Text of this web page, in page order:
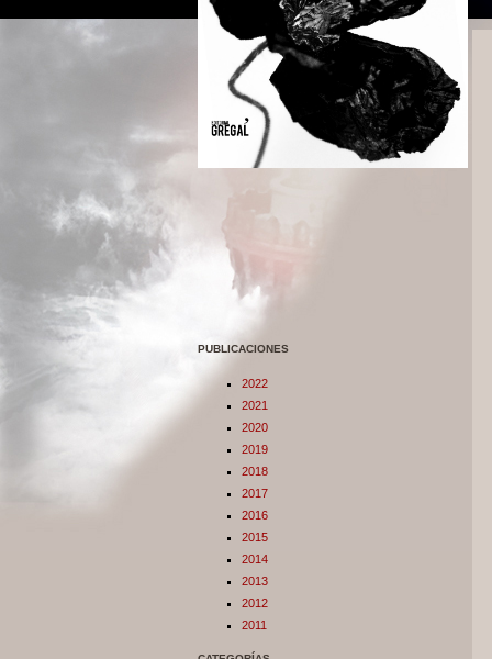
PUBLICACIONES
2022
2021
2020
2019
2018
2017
2016
2015
2014
2013
2012
2011